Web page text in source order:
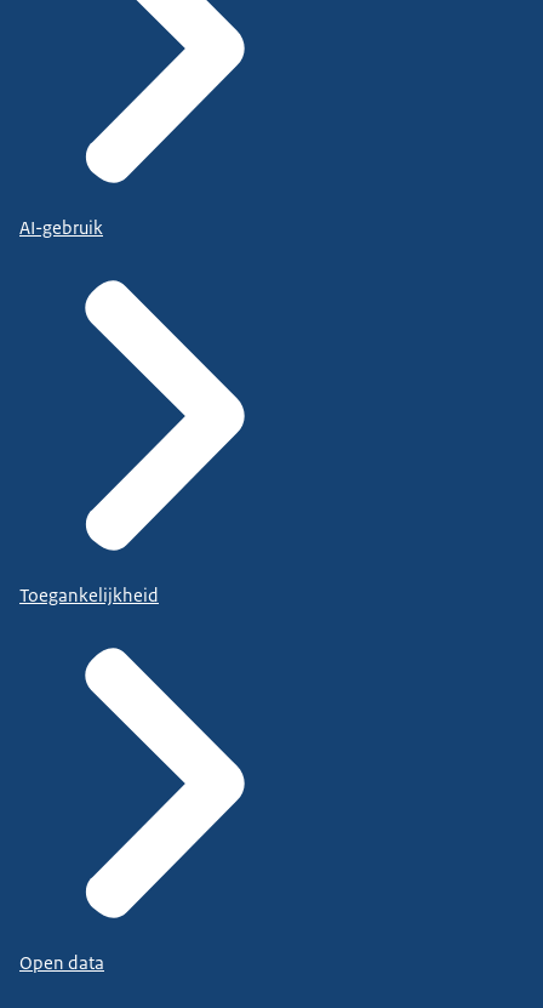
AI-gebruik
Toegankelijkheid
Open data